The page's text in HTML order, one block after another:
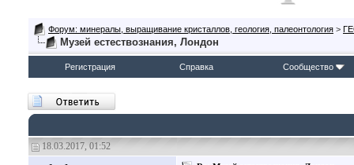
Форум: минералы, выращивание кристаллов, геология, палеонтология >
Музей естествознания, Лондон
Регистрация Справка Сообщество
18.03.2017, 01:52